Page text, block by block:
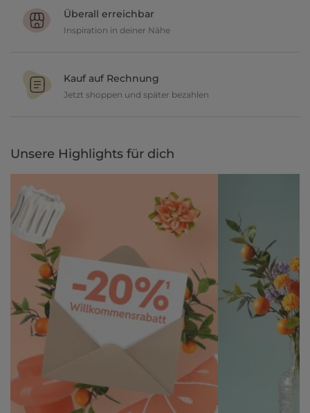
geben dir 30 Tage Zeit etwas zurückzusenden.
Überall erreichbar
Inspiration in deiner Nähe
und lasse dich inspirieren.
Kauf auf Rechnung
Jetzt shoppen und später bezahlen
Unsere Highlights für dich